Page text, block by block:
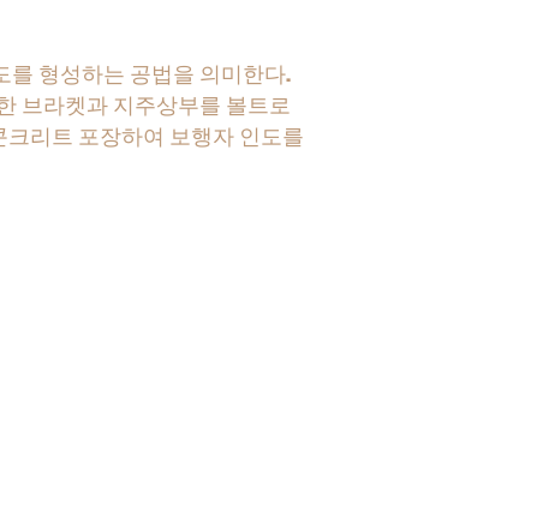
를 형성하는 공법을 의미한다.
브라켓과 지주상부를 볼트로
리트 포장하여 보행자 인도를